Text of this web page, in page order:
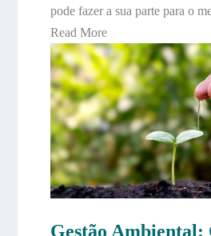
pode fazer a sua parte para o
Read More
Gestão Ambiental: